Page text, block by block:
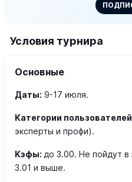
Условия турнира
Основные
Даты: 9-17 июля.
Категории пользователей
эксперты и профи).
Кэфы: до 3.00. Не пойдут в
3.01 и выше.